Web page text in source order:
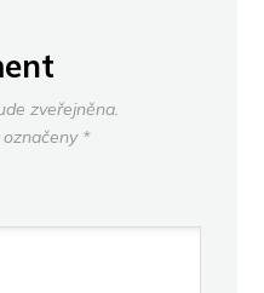
zveřejněna.
*